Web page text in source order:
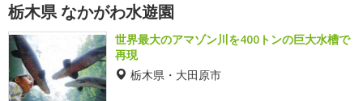
栃木県 なかがわ水遊園
世界最大のアマゾン川を400トンの巨大水槽で
再現
栃木県・大田原市